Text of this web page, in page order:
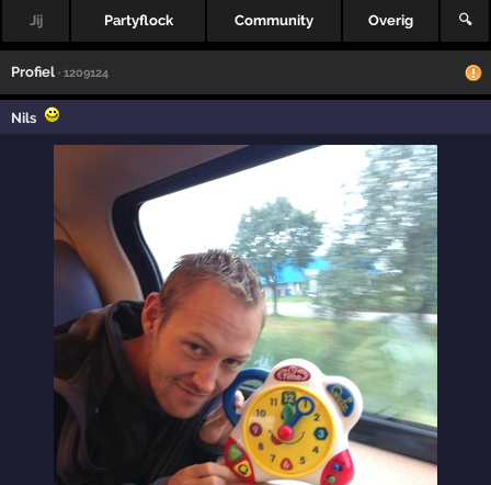
Jij Partyflock Community Overig 🔍
Profiel · 1209124
Nils